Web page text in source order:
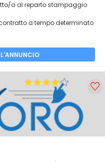
a al reparto stampaggio
a tempo determinato